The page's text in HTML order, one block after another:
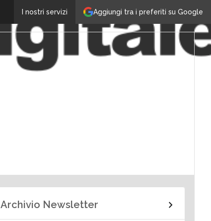
Aggiungi tra i preferiti su Google
I nostri servizi
Archivio Newsletter